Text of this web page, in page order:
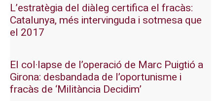
L’estratègia del diàleg certifica el fracàs:
Catalunya, més intervinguda i sotmesa que
el 2017
El col·lapse de l’operació de Marc Puigtió a
Girona: desbandada de l’oportunisme i
fracàs de ‘Militància Decidim’